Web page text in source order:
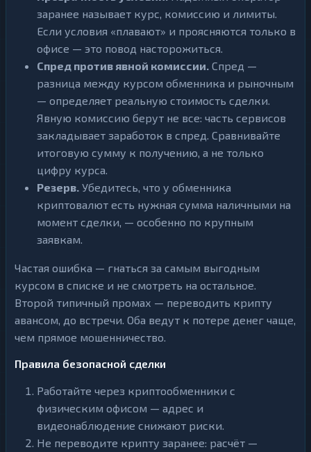
заранее называет курс, комиссию и лимиты.
Если условия «плавают» и проясняются только в
офисе — это повод насторожиться.
Спред против явной комиссии. Спред —
разница между курсом обменника и рыночным
— определяет реальную стоимость сделки.
Явную комиссию берут не все: часть сервисов
закладывает заработок в спред. Сравнивайте
итоговую сумму к получению, а не только
цифру курса.
Резерв. Убедитесь, что у обменника
криптовалют есть нужная сумма наличными на
момент сделки, — особенно по крупным
заявкам.
Частая ошибка — гнаться за самым выгодным
курсом в списке и не смотреть на остальное.
Второй типичный промах — переводить крипту
авансом, до встречи. Оба ведут к потере денег чаще,
чем прямое мошенничество.
Правила безопасной сделки
Работайте через криптообменники с
физическим офисом — адрес и
видеонаблюдение снижают риски.
Не переводите крипту заранее: расчёт —